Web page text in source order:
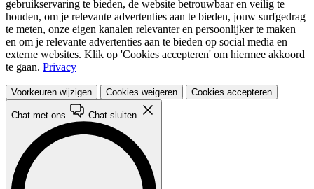
gebruikservaring te bieden, de website betrouwbaar en veilig te
houden, om je relevante advertenties aan te bieden, jouw surfgedrag
te meten, onze eigen kanalen relevanter en persoonlijker te maken
en om je relevante advertenties aan te bieden op social media en
externe websites. Klik op 'Cookies accepteren' om hiermee akkoord
te gaan. Privacy
Voorkeuren wijzigen Cookies weigeren Cookies accepteren
Chat met ons Chat sluiten